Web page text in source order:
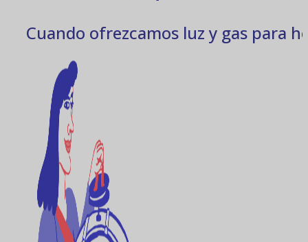
Cuando ofrezcamos luz y gas para